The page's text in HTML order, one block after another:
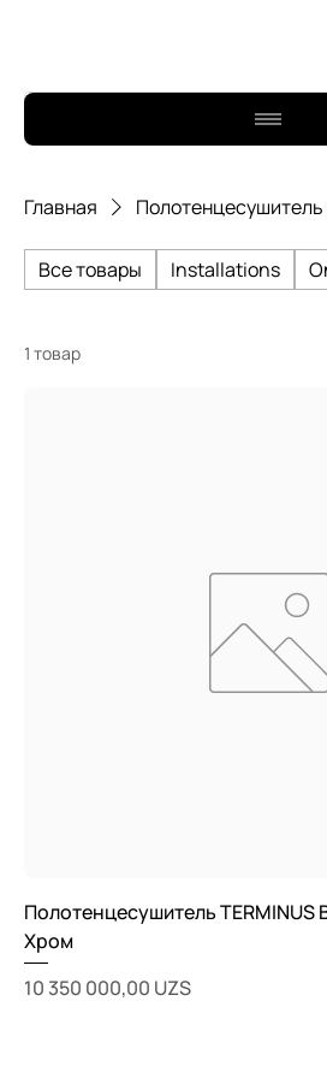
Главная Полотенцесушитель
Все товары Installations
1 товар
Полотенцесушитель TERMINUS
Хром
Цена
10 350 000,00 UZS